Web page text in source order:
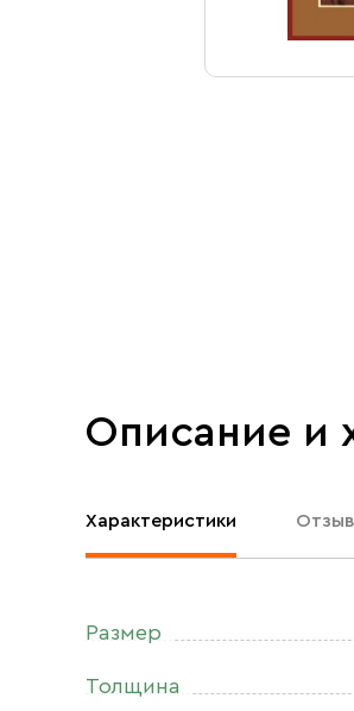
Описание и
Характеристики
Размер
Толщина